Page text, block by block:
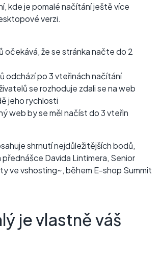
kde je pomalé načítání ještě více
verzi.
očekává, že se stránka načte do 2
odchází po 3 vteřinách načítání
se rozhoduje zdali se na web
jeho rychlosti
web by se měl načíst do 3 vteřin
shrnutí nejdůležitějších bodů,
Davida Lintimera, Senior
ve vshosting~, během E-shop Summit
je vlastně váš